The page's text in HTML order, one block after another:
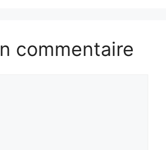
commentaire